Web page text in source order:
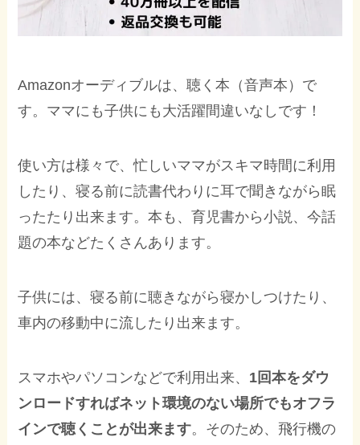
Amazonオーディブルは、聴く本（音声本）で
す。ママにも子供にも大活躍間違いなしです！
使い方は様々で、忙しいママがスキマ時間に利用
したり、寝る前に読書代わりに耳で聞きながら眠
ったたり出来ます。本も、育児書から小説、今話
題の本などたくさんあります。
子供には、寝る前に聴きながら寝かしつけたり、
車内の移動中に流したり出来ます。
スマホやパソコンなどで利用出来、 1回本をダウ
ンロードすればネット環境のない場所でもオフラ
インで聴くことが出来ます。そのため、飛行機の